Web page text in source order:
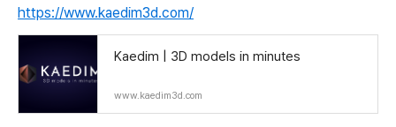
https://www.kaedim3d.com/
Kaedim | 3D models in minutes
www.kaedim3d.com